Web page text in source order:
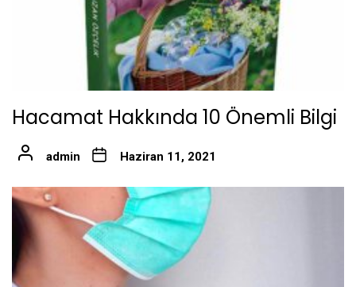
Hacamat Hakkında 10 Önemli Bilgi
admin Haziran 11, 2021